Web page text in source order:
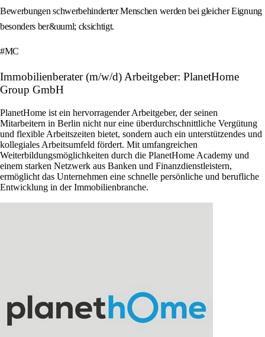
Bewerbungen schwerbehinderter Menschen werden bei gleicher Eignung
besonders ber&uuml; cksichtigt.
#MC
Immobilienberater (m/w/d) Arbeitgeber: PlanetHome
Group GmbH
PlanetHome ist ein hervorragender Arbeitgeber, der seinen
Mitarbeitern in Berlin nicht nur eine überdurchschnittliche Vergütung
und flexible Arbeitszeiten bietet, sondern auch ein unterstützendes und
kollegiales Arbeitsumfeld fördert. Mit umfangreichen
Weiterbildungsmöglichkeiten durch die PlanetHome Academy und
einem starken Netzwerk aus Banken und Finanzdienstleistern,
ermöglicht das Unternehmen eine schnelle persönliche und berufliche
Entwicklung in der Immobilienbranche.